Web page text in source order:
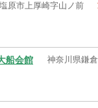
原市上厚崎字山ノ前
船会館 神奈川県鎌